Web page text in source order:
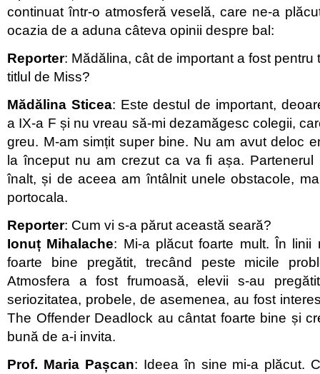
continuat într-o atmosferă veselă, care ne-a
ocazia de a aduna câteva opinii despre bal:
Reporter: Mădălina, cât de important a fost pentru
titlul de Miss?
Mădălina Sticea: Este destul de important,
a IX-a F și nu vreau să-mi dezamăgesc colegii,
greu. M-am simțit super bine. Nu am avut deloc
la început nu am crezut ca va fi așa. Partenerul
înalt, și de aceea am întâlnit unele obstacole,
portocala.
Reporter: Cum vi s-a părut această seară?
Ionuț Mihalache: Mi-a plăcut foarte mult. În linii
foarte bine pregătit, trecând peste micile
Atmosfera a fost frumoasă, elevii s-au
seriozitatea, probele, de asemenea, au fost
The Offender Deadlock au cântat foarte bine și
bună de a-i invita.
Prof. Maria Pașcan: Ideea în sine mi-a plăcut.